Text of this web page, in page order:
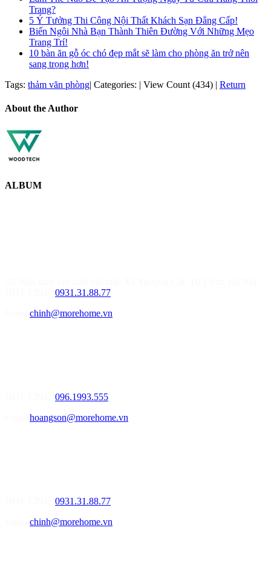
Trang?
5 Ý Tưởng Thi Công Nội Thất Khách Sạn Đẳng Cấp!
Biến Ngôi Nhà Bạn Thành Thiên Đường Với Những Mẹo
Trang Trí!
10 bàn ăn gỗ óc chó đẹp mắt sẽ làm cho phòng ăn trở nên
sang trọng hơn!
Tags: thảm văn phòng| Categories: | View Count (434) | Return
About the Author
ALBUM
0931.31.88.77
chinh@morehome.vn
096.1993.555
hoangson@morehome.vn
0931.31.88.77
chinh@morehome.vn